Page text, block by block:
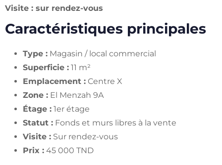
Visite : sur rendez-vous
Caractéristiques principales
Type : Magasin / local commercial
Superficie : 11 m²
Emplacement : Centre X
Zone : El Menzah 9A
Étage : 1er étage
Statut : Fonds et murs libres à la vente
Visite : Sur rendez-vous
Prix : 45 000 TND